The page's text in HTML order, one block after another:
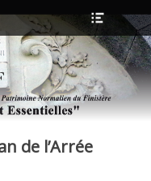
l’en-
tête
de l’Arrée